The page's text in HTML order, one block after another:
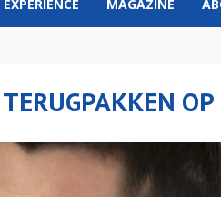
EXPERIENCE MAGAZINE
OP